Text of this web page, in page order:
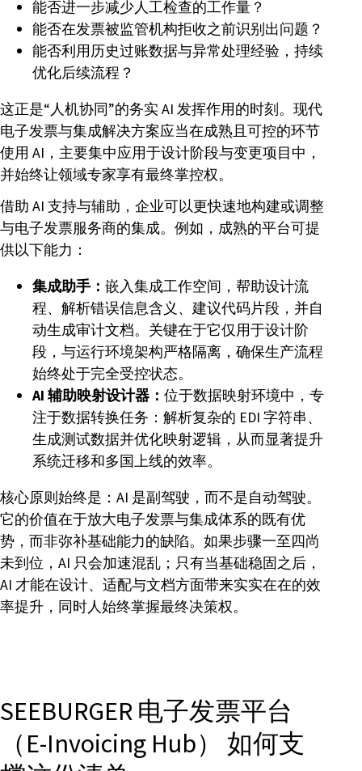
能否进一步减少人工检查的工作量？
能否在发票被监管机构拒收之前识别出问题？
能否利用历史过账数据与异常处理经验，持续
优化后续流程？
这正是“人机协同”的务实 AI 发挥作用的时刻。现代
电子发票与集成解决方案应当在成熟且可控的环节
使用 AI，主要集中应用于设计阶段与变更项目中，
并始终让领域专家享有最终掌控权。
借助 AI 支持与辅助，企业可以更快速地构建或调整
与电子发票服务商的集成。例如，成熟的平台可提
供以下能力：
集成助手： 嵌入集成工作空间，帮助设计流
程、解析错误信息含义、建议代码片段，并自
动生成审计文档。关键在于它仅用于设计阶
段，与运行环境架构严格隔离，确保生产流程
始终处于完全受控状态。
AI 辅助映射设计器： 位于数据映射环境中，专
注于数据转换任务：解析复杂的 EDI 字符串、
生成测试数据并优化映射逻辑，从而显著提升
系统迁移和多国上线的效率。
核心原则始终是：AI 是副驾驶，而不是自动驾驶。
它的价值在于放大电子发票与集成体系的既有优
势，而非弥补基础能力的缺陷。如果步骤一至四尚
未到位，AI 只会加速混乱；只有当基础稳固之后，
AI 才能在设计、适配与文档方面带来实实在在的效
率提升，同时人始终掌握最终决策权。
SEEBURGER 电子发票平台
（E-Invoicing Hub） 如何支